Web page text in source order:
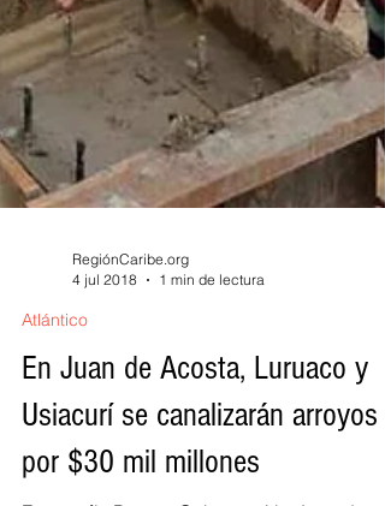
4 jul 2018
1 min de lectura
Atlántico
En Juan de Acosta, Luruaco y